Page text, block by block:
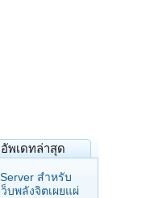
อัพเดทล่าสุด
สำหรับ
บพลังจิตเผยแผ่